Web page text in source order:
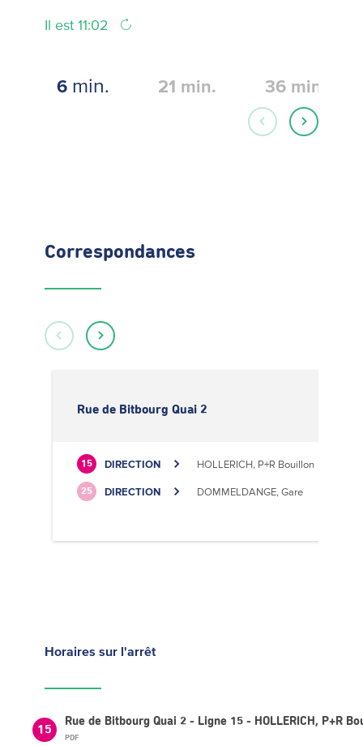
Il est 11:02
6 min. 21 min. 36 min.
Correspondances
Rue de Bitbourg Quai 2
15 DIRECTION HOLLERICH, P+R Bouillon
25 DIRECTION DOMMELDANGE, Gare
Horaires sur l'arrêt
15
Rue de Bitbourg Quai 2 - Ligne 15 - HOLLERICH, P+R
PDF